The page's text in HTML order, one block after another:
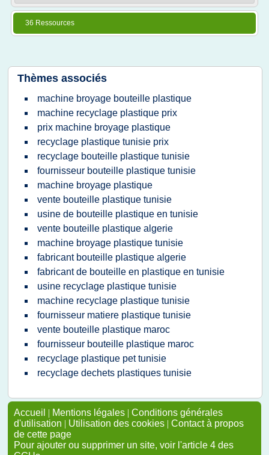
36 Ressources
Thèmes associés
machine broyage bouteille plastique
machine recyclage plastique prix
prix machine broyage plastique
recyclage plastique tunisie prix
recyclage bouteille plastique tunisie
fournisseur bouteille plastique tunisie
machine broyage plastique
vente bouteille plastique tunisie
usine de bouteille plastique en tunisie
vente bouteille plastique algerie
machine broyage plastique tunisie
fabricant bouteille plastique algerie
fabricant de bouteille en plastique en tunisie
usine recyclage plastique tunisie
machine recyclage plastique tunisie
fournisseur matiere plastique tunisie
vente bouteille plastique maroc
fournisseur bouteille plastique maroc
recyclage plastique pet tunisie
recyclage dechets plastiques tunisie
Accueil | Mentions légales | Conditions générales
d'utilisation | Utilisation des cookies | Contact à propos
de cette page
Pour ajouter ou supprimer un site, voir l'article 4 des